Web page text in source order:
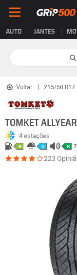
AUTO JANTES
Voltar 215/50 R17
TOMKET
4 estações
B D B
223